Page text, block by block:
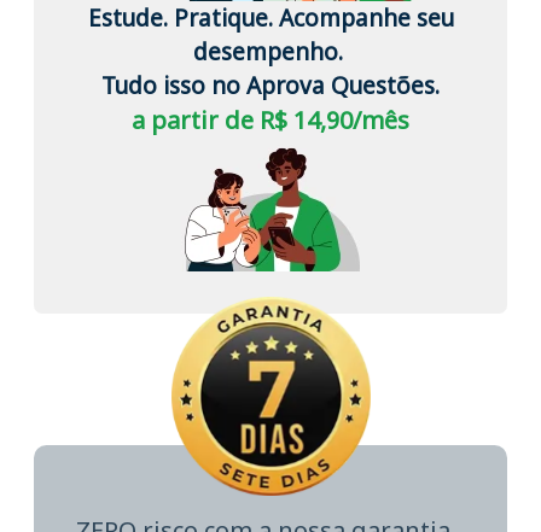
Estude. Pratique. Acompanhe seu
desempenho.
Tudo isso no Aprova Questões.
a partir de R$ 14,90/mês